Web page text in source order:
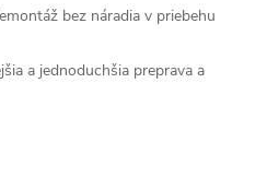
bez náradia v priebehu
a jednoduchšia preprava a